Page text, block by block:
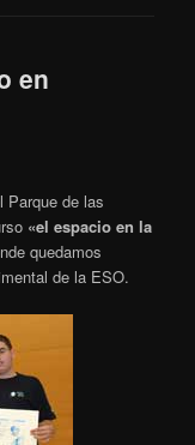
en
Parque de las
«el espacio en la
quedamos
de la ESO.